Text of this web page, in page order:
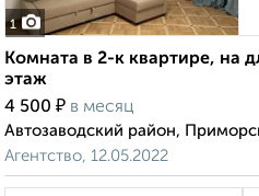
1
Комната в 2-к квартире, на
этаж
4 500 ₽ в месяц
Автозаводский район,
Агентство, 12.05.2022